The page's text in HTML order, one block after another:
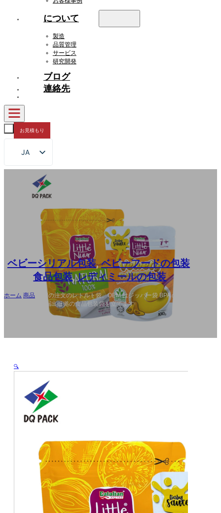
について
製造
品質管理
サービス
研究開発
ブログ
連絡先
お見積もり
JA
EN
ベビーシリアル包装,ベビーフードの包装,
食品包装,レディミールの包装
ホーム 商品
中国の注文のレトルト袋、OEM はジッパー袋 BPA の自由な
Eco の友好的な漏出証拠の食品包装袋を立てます
🔍